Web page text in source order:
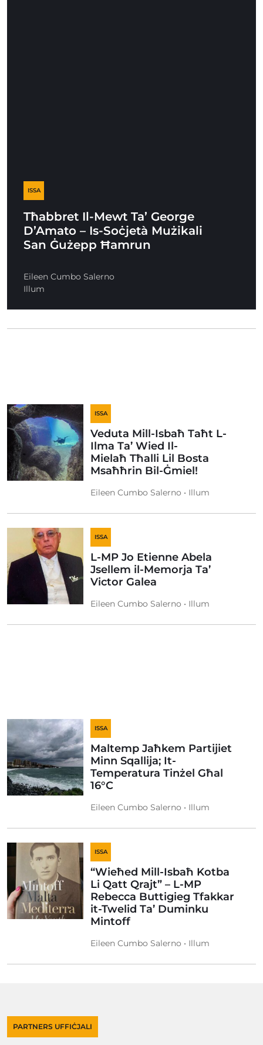
ISSA
Tħabbret Il-Mewt Ta’ George
D’Amato – Is-Soċjetà Mużikali
San Ġużepp Ħamrun
Eileen Cumbo Salerno
Illum
ISSA
Veduta Mill-Isbaħ Taħt L-
Ilma Ta’ Wied Il-
Mielaħ Tħalli Lil Bosta
Msaħħrin Bil-Ġmiel!
Eileen Cumbo Salerno • Illum
ISSA
L-MP Jo Etienne Abela
Jsellem il-Memorja Ta’
Victor Galea
Eileen Cumbo Salerno • Illum
ISSA
Maltemp Jaħkem Partijiet
Minn Sqallija; It-
Temperatura Tinżel Għal
16°C
Eileen Cumbo Salerno • Illum
ISSA
“Wieħed Mill-Isbaħ Kotba
Li Qatt Qrajt” – L-MP
Rebecca Buttigieg Tfakkar
it-Twelid Ta’ Duminku
Mintoff
Eileen Cumbo Salerno • Illum
PARTNERS UFFIĊJALI